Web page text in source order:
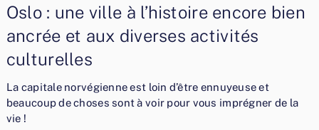
Oslo : une ville à l’histoire encore bien
ancrée et aux diverses activités
culturelles
La capitale norvégienne est loin d’être ennuyeuse et
beaucoup de choses sont à voir pour vous imprégner de la
vie !